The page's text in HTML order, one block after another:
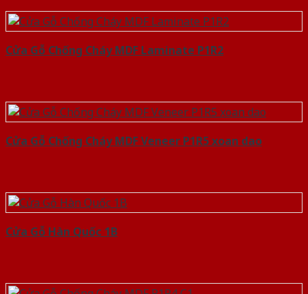
Cửa Gỗ Chống Cháy MDF Laminate P1R2
Cửa Gỗ Chống Cháy MDF Veneer P1R5 xoan dao
Cửa Gỗ Hàn Quốc 1B